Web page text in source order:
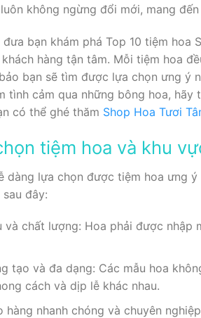
luôn không ngừng đổi mới, mang
đưa bạn khám phá Top 10 tiệm
hàng tận tâm. Mỗi tiệm hoa
bạn sẽ tìm được lựa chọn ưng
tình cảm qua những bông hoa,
có thể ghé thăm Shop Hoa Tươi
tiệm hoa và khu
dàng lựa chọn được tiệm hoa ưng
đây:
và chất lượng: Hoa phải được
tạo và đa dạng: Các mẫu hoa
cách và dịp lễ khác nhau.
hàng nhanh chóng và chuyên